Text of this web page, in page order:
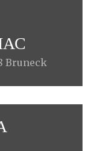
Bruneck